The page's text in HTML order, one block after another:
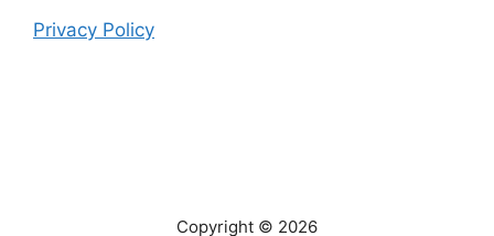
Privacy Policy
Copyright © 2026